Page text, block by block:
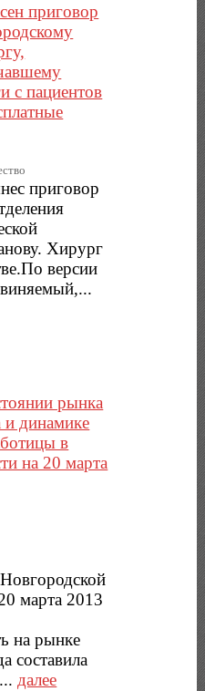
приговор
с пациентов
приговор
Хирург
версии
рынка
и динамике
в
на 20 марта
марта 2013
на рынке
составила
далее